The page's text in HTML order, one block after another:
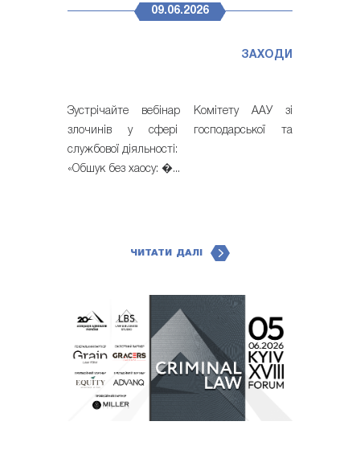
09.06.2026
ЗАХОДИ
Зустрічайте вебінар Комітету ААУ зі
злочинів у сфері господарської та
службової діяльності:
«Обшук без хаосу: �...
ЧИТАТИ ДАЛІ